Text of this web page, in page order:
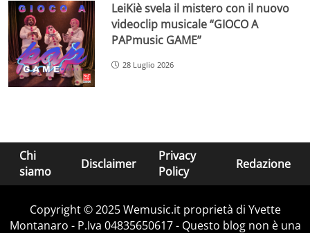
LeiKiè svela il mistero con il nuovo
videoclip musicale “GIOCO A
PAPmusic GAME”
28 Luglio 2026
Chi
siamo
Disclaimer
Privacy
Policy
Redazione
Copyright © 2025 Wemusic.it proprietà di Yvette
Montanaro - P.Iva 04835650617 - Questo blog non è una